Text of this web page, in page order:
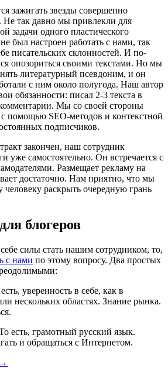
зажигать звезды совершенно
Не так давно мы привлекли для
задачи одного пластического
был настроен работать с нами, так
писательских склонностей. И по-
опозориться своими текстами. Но мы
литературный псевдоним, и он
с ним около полугода. Наш автор
обязанности: писал 2-3 текста в
Мы со своей стороны
помощью SEO-методов и контекстной
подписчиков.
закончен, наш сотрудник
уже самостоятельно. Он встречается с
Размещает рекламу на
достаточно. Нам приятно, что мы
человеку раскрыть очередную грань
блогеров
силы стать нашим сотрудником, то,
с нами по этому вопросу. Два простых
уверенность в себе, как в
нескольких областях. Знание рынка.
есть, грамотный русский язык.
и обращаться с Интернетом.